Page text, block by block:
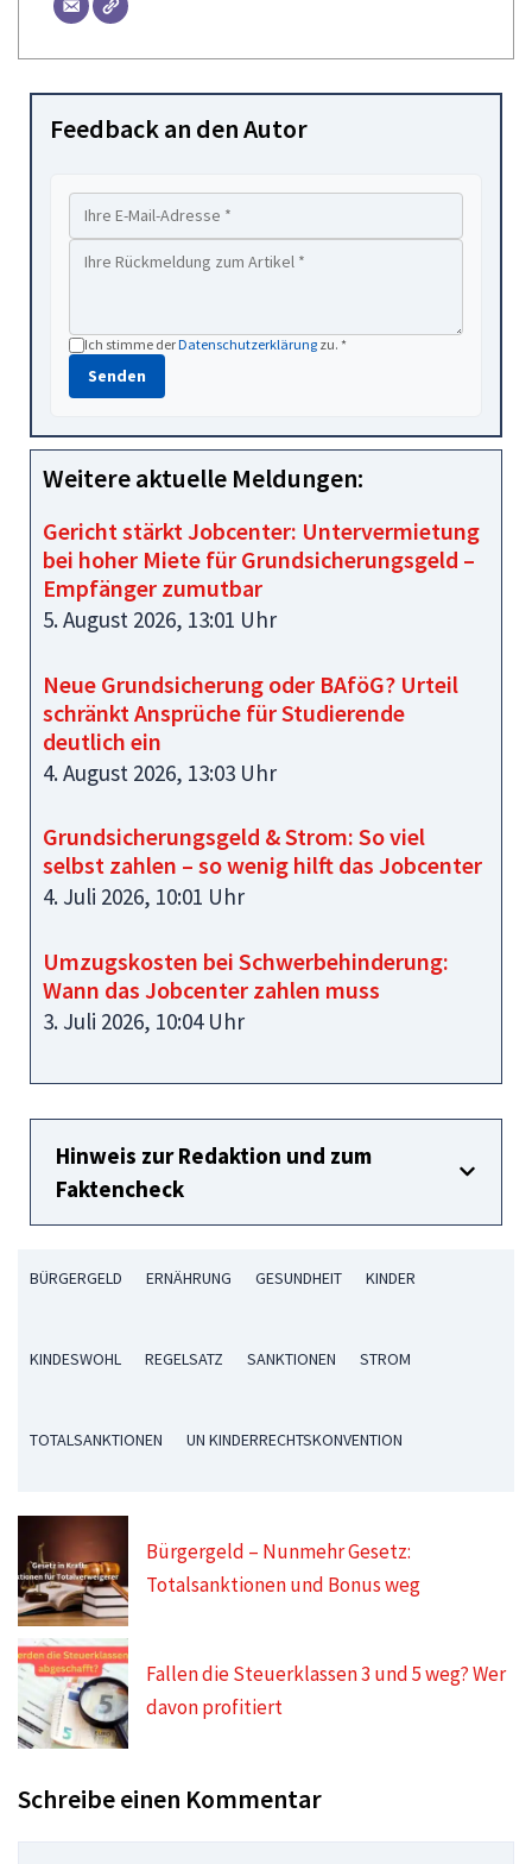
Feedback an den Autor
Ich stimme derDatenschutzerklärung zu. *
Senden
Weitere aktuelle Meldungen:
Gericht stärkt Jobcenter: Untervermietung
bei hoher Miete für Grundsicherungsgeld –
Empfänger zumutbar
5. August 2026, 13:01 Uhr
Neue Grundsicherung oder BAföG? Urteil
schränkt Ansprüche für Studierende
deutlich ein
4. August 2026, 13:03 Uhr
Grundsicherungsgeld & Strom: So viel
selbst zahlen – so wenig hilft das Jobcenter
4. Juli 2026, 10:01 Uhr
Umzugskosten bei Schwerbehinderung:
Wann das Jobcenter zahlen muss
3. Juli 2026, 10:04 Uhr
Hinweis zur Redaktion und zum
Faktencheck
BÜRGERGELD ERNÄHRUNG GESUNDHEIT KINDER
KINDESWOHL REGELSATZ SANKTIONEN STROM
TOTALSANKTIONEN UN KINDERRECHTSKONVENTION
Bürgergeld – Nunmehr Gesetz:
Totalsanktionen und Bonus weg
Fallen die Steuerklassen 3 und 5 weg? Wer
davon profitiert
Schreibe einen Kommentar